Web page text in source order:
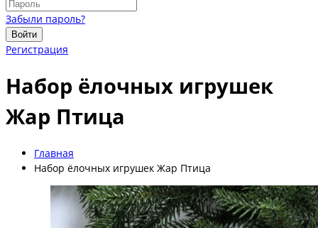
Забыли пароль?
Войти
Регистрация
Набор ёлочных игрушек
Жар Птица
Главная
Набор ёлочных игрушек Жар Птица